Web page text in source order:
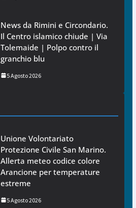
News da Rimini e Circondario.
Il Centro islamico chiude | Via
Tolemaide | Polpo contro il
granchio blu
5 Agosto 2026
Unione Volontariato
Protezione Civile San Marino.
Allerta meteo codice colore
Arancione per temperature
estreme
5 Agosto 2026